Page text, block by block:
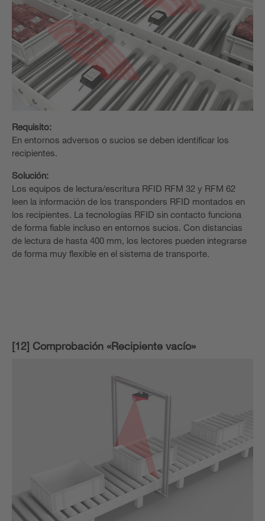
Requisito:
En entornos adversos o sucios se deben identificar los
recipientes.
Solución:
Los equipos de lectura/escritura RFID RFM 32 y RFM 62
leen la información de los transponders RFID montados en
los recipientes. La tecnologías RFID sin contacto funciona
de forma fiable incluso en entornos sucios. Con distancias
de lectura de hasta 400 mm, los lectores pueden integrarse
de forma muy flexible en el sistema de transporte.
[12] Comprobación «Recipiente vacío»